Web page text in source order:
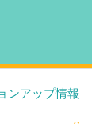
ンアップ情報